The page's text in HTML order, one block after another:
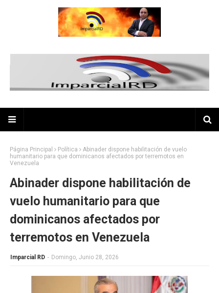
Página Principal Política
Abinader dispone habilitación de vuelo
humanitario para que dominicanos afectados por terremotos en
Venezuela
Abinader dispone habilitación de
vuelo humanitario para que
dominicanos afectados por
terremotos en Venezuela
Imparcial RD - Domingo, Junio 28, 2026